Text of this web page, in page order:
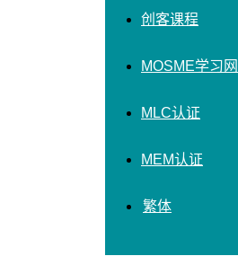
创客课程
MOSME学习网
MLC认证
MEM认证
繁体